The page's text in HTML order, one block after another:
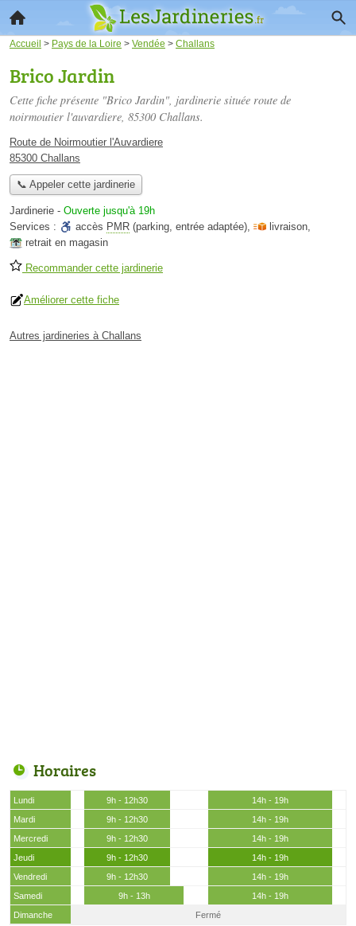
Accueil > Pays de la Loire > Vendée > Challans
Brico Jardin
Cette fiche présente "Brico Jardin", jardinerie située route de
noirmoutier l'auvardiere, 85300 Challans.
Route de Noirmoutier l'Auvardiere
85300 Challans
📞 Appeler cette jardinerie
Jardinerie - Ouverte jusqu'à 19h
Services :
accès PMR (parking, entrée adaptée), livraison,
retrait en magasin
Recommander cette jardinerie
Améliorer cette fiche
Autres jardineries à Challans
Horaires
Lundi 9h - 12h30
14h - 19h
Mardi
9h - 12h30
14h - 19h
Mercredi
9h - 12h30
14h - 19h
Jeudi
9h - 12h30
14h - 19h
Vendredi
9h - 12h30
14h - 19h
Samedi
9h - 13h
14h - 19h
Dimanche
Fermé